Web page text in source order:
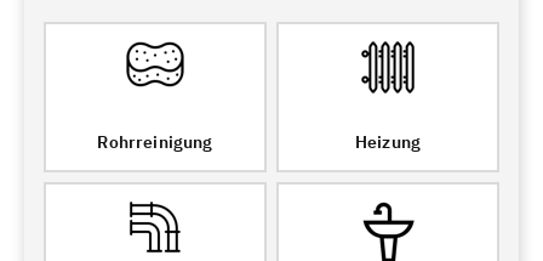
Rohrreinigung Heizung